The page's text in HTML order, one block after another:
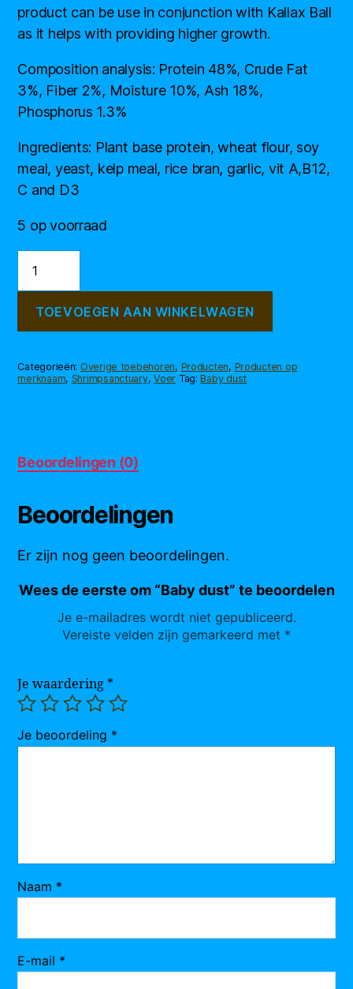
product can be use in conjunction with Kallax Ball
as it helps with providing higher growth.
Composition analysis: Protein 48%, Crude Fat
3%, Fiber 2%, Moisture 10%, Ash 18%,
Phosphorus 1.3%
Ingredients: Plant base protein, wheat flour, soy
meal, yeast, kelp meal, rice bran, garlic, vit A,B12,
C and D3
5 op voorraad
dust
aantal
TOEVOEGEN AAN WINKELWAGEN
Categorieën: Overige toebehoren, Producten, Producten op
merknaam, Shrimpsanctuary,Voer Tag:Baby dust
Beoordelingen (0)
Beoordelingen
Er zijn nog geen beoordelingen.
Wees de eerste om “Baby dust” te beoordelen
Je e-mailadres wordt niet gepubliceerd.
Vereiste velden zijn gemarkeerd met *
Je waardering *
Je beoordeling *
Naam *
E-mail *